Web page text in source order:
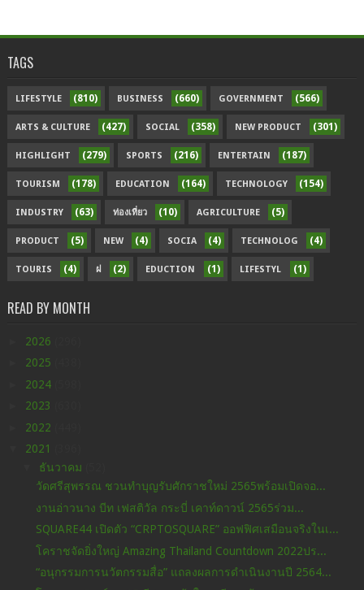
TAGS
LIFESTYLE (810) BUSINESS (660) GOVERNMENT (566)
ARTS & CULTURE (427) SOCIAL (358) NEW PRODUCT (301)
HIGHLIGHT (279) SPORTS (216) ENTERTAIN (187)
TOURISM (178) EDUCATION (164) TECHNOLOGY (154)
INDUSTRY (63) ท่องเที่ยว (10) AGRICULTURE (5)
PRODUCT (5) NEW (4) SOCIA (4) TECHNOLOG (4)
TOURIS (4) ฝ (2) EDUCTION (1) LIFESTYL (1)
READ BY MONTH
2026
2025
2024
2023
2022
2021
ธันวาคม
วัดศรีสุพรรณ ชวนทำบุญรับศักราชใหม่ 2565พร้อมเปิดจอ...
งานอ่าวนาง บีท เฟสติวัล กระบี่ เคาท์ดาวน์ 2565ร่วม...
SQUARE44 เปิดตัว “CRPTOSQUARE” ออฟฟิศเสมือนจริงในเ...
โคราชจัดยิ่งใหญ่ Amazing Thailand Countdown 2022ปร...
“อนุกรรมการนวัตกรรมสื่อ” แถลงผลการดำเนินงานปี 2564...